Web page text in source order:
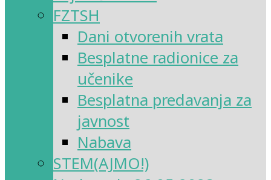
FZTSH
Dani otvorenih vrata
Besplatne radionice za
učenike
Besplatna predavanja za
javnost
Nabava
STEM(AJMO!)